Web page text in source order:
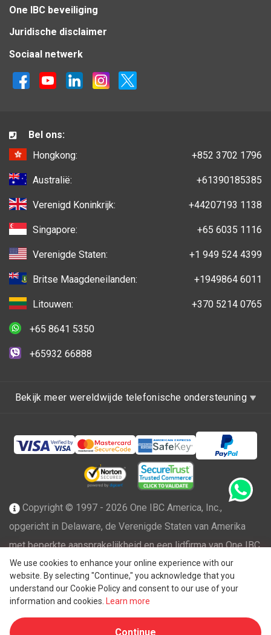
One IBC beveiliging
Juridische disclaimer
Sociaal netwerk
We use cookies to enhance your online experience with our
website. By selecting "Continue," you acknowledge that you
understand our Cookie Policy and consent to our use of your
information and cookies.
Learn more
Continue
Bel ons:
Hongkong:
+852 3702 1796
Australië: +61390185385
Verenigd Koninkrijk: +44207193 1138
Singapore: +65 6035 1116
Verenigde Staten: +1 949 524 4399
Britse Maagdeneilanden: +1949864 6011
Litouwen: +370 5214 0765
+65 8641 5350
+65932 66888
Bekijk meer wereldwijde telefonische ondersteuning
Copyright © 1997 - 2026 One IBC America, Inc.,
opgericht in Delaware, de Verenigde Staten van Amerika
met beperkte aansprakelijkheid en een lidfirma van One IBC
netwerk van onafhankelijke en afzonderlijke juridische
entiteit die is aangesloten bij One IBC® Group ("
One IBC
Limited"), een Zwitserse entiteit. Alle rechten
voorbehouden. ZieOne IBC structuurvoor meer informatie.